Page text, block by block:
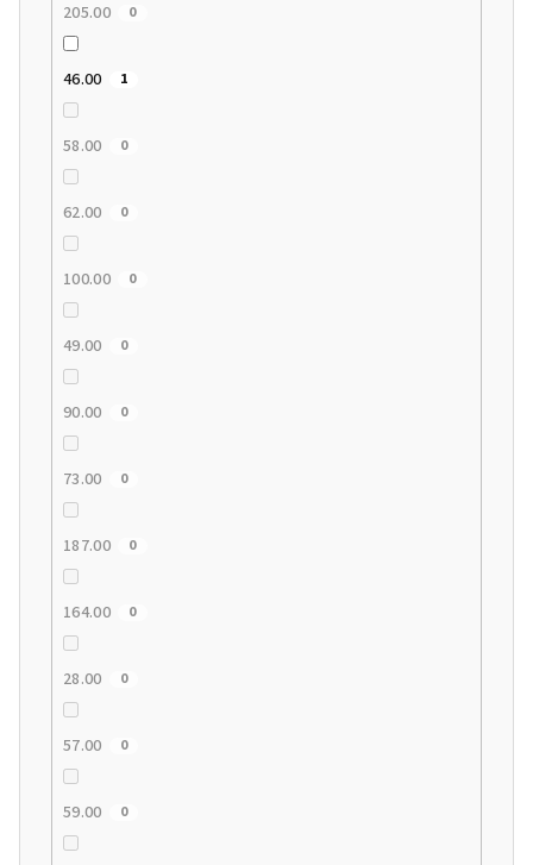
205.00 0
46.00 1
58.00 0
62.00 0
100.00 0
49.00 0
90.00 0
73.00 0
187.00 0
164.00 0
28.00 0
57.00 0
59.00 0